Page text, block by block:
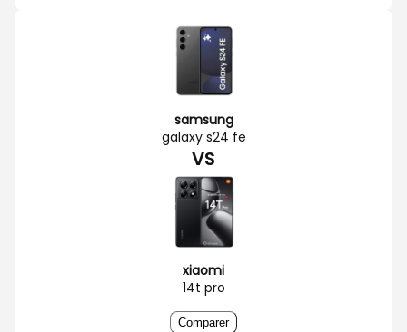
samsung
galaxy s24 fe
VS
xiaomi
14t pro
Comparer